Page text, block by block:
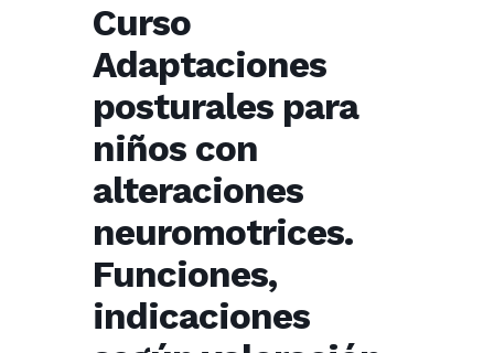
Curso
Adaptaciones
posturales para
niños con
alteraciones
neuromotrices.
Funciones,
indicaciones